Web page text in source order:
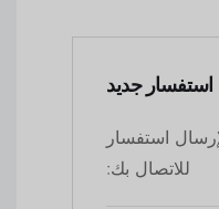
استفسار جديد
استفسار
للاتصال بك: